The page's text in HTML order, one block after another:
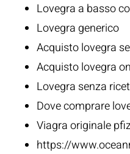
Lovegra a basso
Lovegra generico
Acquisto lovegra
Acquisto lovegra
Lovegra senza
Dove comprare
Viagra originale
https://